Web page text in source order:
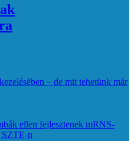
– de mit tehetünk már
ellen fejlesztenek mRNS-
SZTE-n